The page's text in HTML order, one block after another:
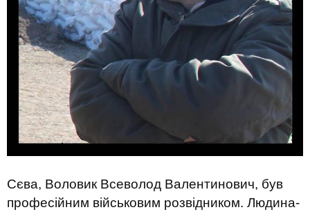
Сєва, Воловик Всеволод Валентинович, був
професійним військовим розвідником. Людина-